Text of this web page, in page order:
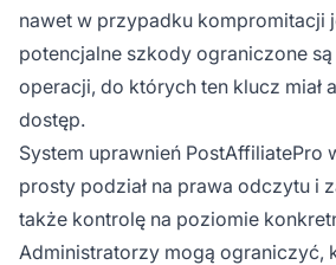
nawet w przypadku kompromitacji
potencjalne szkody ograniczone
operacji, do których ten klucz miał
dostęp.
System uprawnień PostAffiliatePro
prosty podział na prawa odczytu i
także kontrolę na poziomie
Administratorzy mogą ograniczyć,